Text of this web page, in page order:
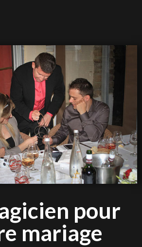
pour
mariage